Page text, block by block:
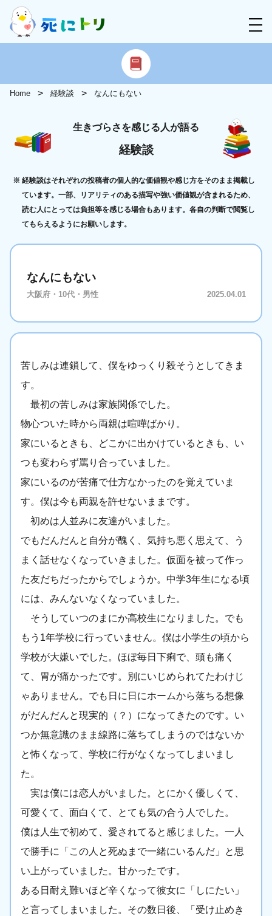
Home 経験談 なんにもない
生きづらさを感じる人が語る
経験談
経験談はそれぞれの投稿者の個人的な価値観や感じ方をそのまま掲載し
ています。一部、リアリティのある描写や強い価値観が含まれるため、
読む人にとっては負担等を感じる場合もあります。各自の判断で閲覧し
てもらえるようにお願いします。
なんにもない
大阪府・10代・男性 2025.04.01
苦しみは連鎖して、僕をゆっくり殺そうとしてきま
す。
最初の苦しみは家族関係でした。
物心ついた時から両親は喧嘩ばかり。
家にいるときも、どこかに出かけているときも、い
つも変わらず罵り合っていました。
家にいるのが苦痛で仕方なかったのを覚えていま
す。僕は今も両親を許せないままです。
初めは人並みに友達がいました。
でもだんだんと自分が醜く、気持ち悪く思えて、う
まく話せなくなっていきました。仮面を被って作っ
た友だちだったからでしょうか。中学3年生になる頃
には、みんないなくなっていました。
そうしていつのまにか高校生になりました。でも
もう1年学校に行っていません。僕は小学生の頃から
学校が大嫌いでした。ほぼ毎日下痢で、頭も痛く
て、胃が痛かったです。別にいじめられてたわけじ
ゃありません。でも日に日にホームから落ちる想像
がだんだんと現実的（？）になってきたのです。い
つか無意識のまま線路に落ちてしまうのではないか
と怖くなって、学校に行がなくなってしまいまし
た。
実は僕には恋人がいました。とにかく優しくて、
可愛くて、面白くて、とても気の合う人でした。
僕は人生で初めて、愛されてると感じました。一人
で勝手に「この人と死ぬまで一緒にいるんだ」と思
い上がっていました。甘かったです。
ある日耐え難いほど辛くなって彼女に「しにたい」
と言ってしまいました。その数日後、「受け止めき